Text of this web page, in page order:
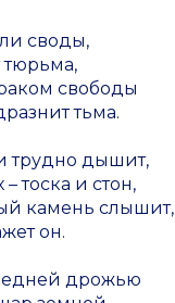
своды,
тюрьма,
свободы
тьма.
трудно дышит,
тоска и стон,
камень слышит,
он.
дрожью